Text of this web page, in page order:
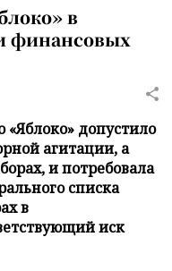
в
финансовых
«Яблоко» допустило
агитации, а
и потребовала
списка
в
иск